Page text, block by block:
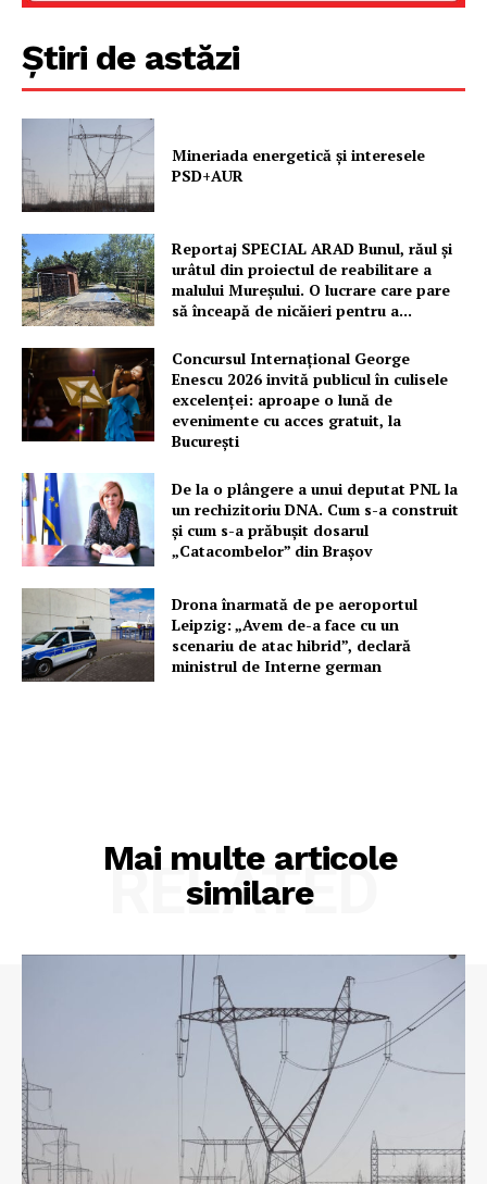
Proiecte editoriale
Rețea
Contact
Știri de astăzi
Mineriada energetică și interesele
PSD+AUR
Reportaj SPECIAL ARAD Bunul, răul și
urâtul din proiectul de reabilitare a
malului Mureșului. O lucrare care pare
să înceapă de nicăieri pentru a...
Concursul Internațional George
Enescu 2026 invită publicul în culisele
excelenței: aproape o lună de
evenimente cu acces gratuit, la
București
De la o plângere a unui deputat PNL la
un rechizitoriu DNA. Cum s-a construit
și cum s-a prăbușit dosarul
„Catacombelor” din Brașov
Drona înarmată de pe aeroportul
Leipzig: „Avem de-a face cu un
scenariu de atac hibrid”, declară
ministrul de Interne german
Mai multe articole
similare
RELATED